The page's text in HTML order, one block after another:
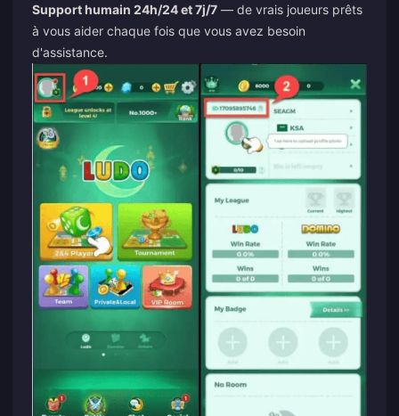
Support humain 24h/24 et 7j/7 — de vrais joueurs prêts
à vous aider chaque fois que vous avez besoin
d'assistance.